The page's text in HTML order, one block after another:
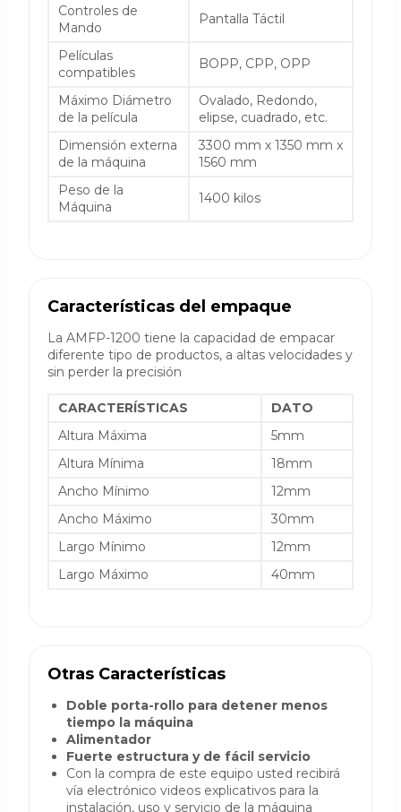
Controles de
Mando
Pantalla Táctil
Películas
compatibles
BOPP, CPP, OPP
Máximo Diámetro
de la película
Ovalado, Redondo,
elipse, cuadrado, etc.
Dimensión externa
de la máquina
3300 mm x 1350 mm x
1560 mm
Peso de la
Máquina
1400 kilos
Características del empaque
La AMFP-1200 tiene la capacidad de empacar
diferente tipo de productos, a altas velocidades y
sin perder la precisión
CARACTERÍSTICAS
DATO
Altura Máxima
5mm
Altura Mínima
18mm
Ancho Mínimo
12mm
Ancho Máximo
30mm
Largo Mínimo
12mm
Largo Máximo
40mm
Otras Características
Doble porta-rollo para detener menos
tiempo la máquina
Alimentador
Fuerte estructura y de fácil servicio
Con la compra de este equipo usted recibirá
vía electrónico videos explicativos para la
instalación, uso y servicio de la máquina